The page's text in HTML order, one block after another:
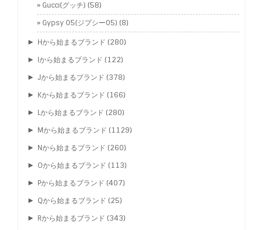
Gucci(グッチ) (58)
Gypsy 05(ジプシー05) (8)
► Hから始まるブランド (280)
► Iから始まるブランド (122)
► Jから始まるブランド (378)
► Kから始まるブランド (166)
► Lから始まるブランド (280)
► Mから始まるブランド (1129)
► Nから始まるブランド (260)
► Oから始まるブランド (113)
► Pから始まるブランド (407)
► Qから始まるブランド (25)
► Rから始まるブランド (343)